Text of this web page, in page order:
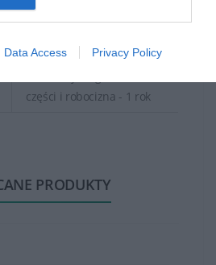
Data Access Privacy Policy
1.66 kg
części i robocizna - 1 rok
PRODUKTY